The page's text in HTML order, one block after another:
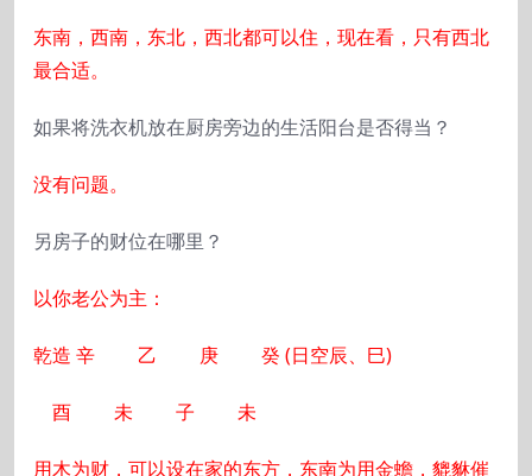
东南，西南，东北，西北都可以住，现在看，只有西北
最合适。
如果将洗衣机放在厨房旁边的生活阳台是否得当？
没有问题。
另房子的财位在哪里？
以你老公为主：
乾造 辛 乙 庚 癸 (日空辰、巳)
酉 未 子 未
用木为财，可以设在家的东方，东南为用金蟾，貔貅催